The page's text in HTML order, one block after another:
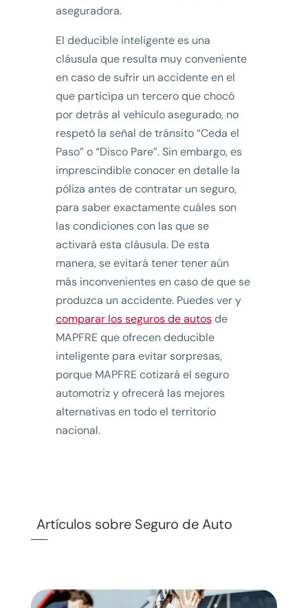
aseguradora.
El deducible inteligente es una
cláusula que resulta muy conveniente
en caso de sufrir un accidente en el
que participa un tercero que chocó
por detrás al vehículo asegurado, no
respetó la señal de tránsito “Ceda el
Paso” o “Disco Pare”. Sin embargo, es
imprescindible conocer en detalle la
póliza antes de contratar un seguro,
para saber exactamente cuáles son
las condiciones con las que se
activará esta cláusula. De esta
manera, se evitará tener tener aún
más inconvenientes en caso de que se
produzca un accidente. Puedes ver y
comparar los seguros de autosde
MAPFRE que ofrecen deducible
inteligente para evitar sorpresas,
porque MAPFRE cotizará el seguro
automotriz y ofrecerá las mejores
alternativas en todo el territorio
nacional.
Artículos sobre Seguro de Auto